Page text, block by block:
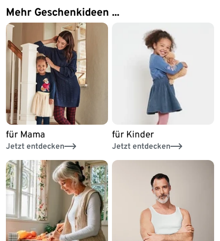
Mehr Geschenkideen ...
für Mama
Jetzt entdecken
für Kinder
Jetzt entdecken